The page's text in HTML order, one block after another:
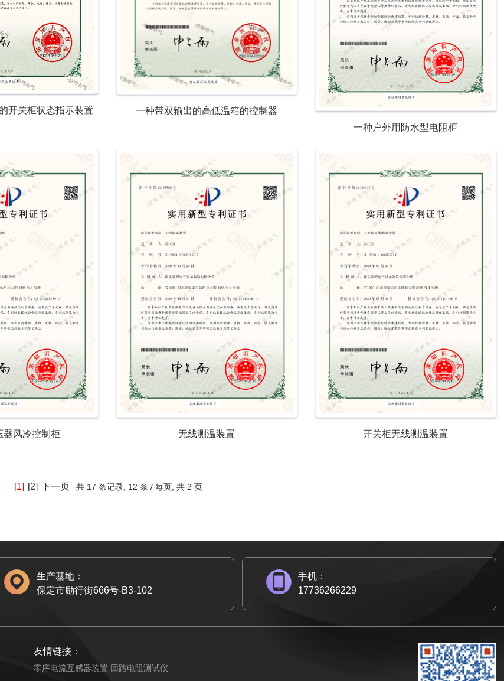
开关柜状态指示装置
一种带双输出的高低温箱的控制器
一种户外用防水型电阻柜
器风冷控制柜 无线测温装置 开关柜无线测温装置
[1] [2] 下一页 共 17 条记录, 12 条 / 每页, 共 2 页
生产基地：
保定市励行街666号-B3-102
手机：
17736266229
友情链接：
零序电流互感器装置 回路电阻测试仪